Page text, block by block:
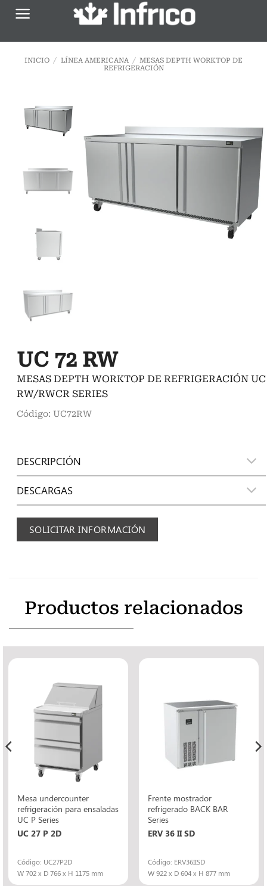
Saltar
INICIO / LÍNEA AMERICANA / MESAS DEPTH WORKTOP DE
REFRIGERACIÓN
UC 72 RW
MESAS DEPTH WORKTOP DE REFRIGERACIÓN UC
RW/RWCR SERIES
Código: UC72RW
DESCRIPCIÓN
DESCARGAS
SOLICITAR INFORMACIÓN
Productos relacionados
Mesa undercounter
refrigeración para ensaladas
UC P Series
UC 27 P 2D
Código: UC27P2D
W 702 x D 766 x H 1175 mm
Frente mostrador
refrigerado BACK BAR
Series
ERV 36 II SD
Código: ERV36IISD
W 922 x D 604 x H 877 mm